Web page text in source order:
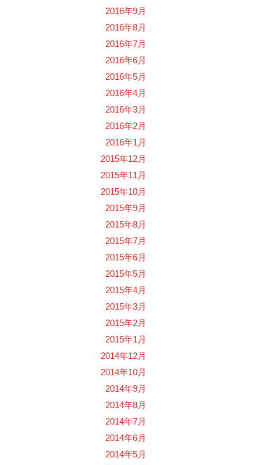
2016年9月
2016年8月
2016年7月
2016年6月
2016年5月
2016年4月
2016年3月
2016年2月
2016年1月
2015年12月
2015年11月
2015年10月
2015年9月
2015年8月
2015年7月
2015年6月
2015年5月
2015年4月
2015年3月
2015年2月
2015年1月
2014年12月
2014年10月
2014年9月
2014年8月
2014年7月
2014年6月
2014年5月